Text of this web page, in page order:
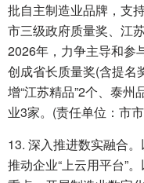
批自主制造业品牌，支
市三级政府质量奖、江
2026年，力争主导和参
创成省长质量奖(含提名
增“江苏精品”2个、泰
业3家。(责任单位：市
13. 深入推进数实融合
推动企业“上云用平台”